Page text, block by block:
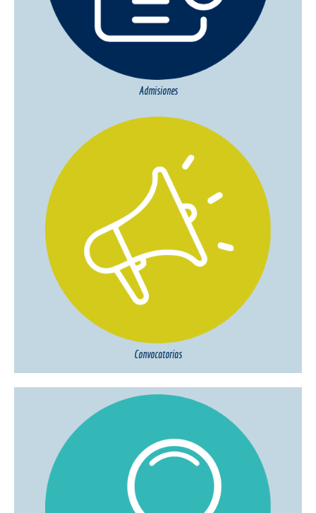
Admisiones
Convocatorias